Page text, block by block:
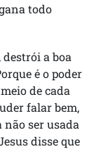
todo
a boa
é o poder
de cada
falar bem,
ser usada
disse que